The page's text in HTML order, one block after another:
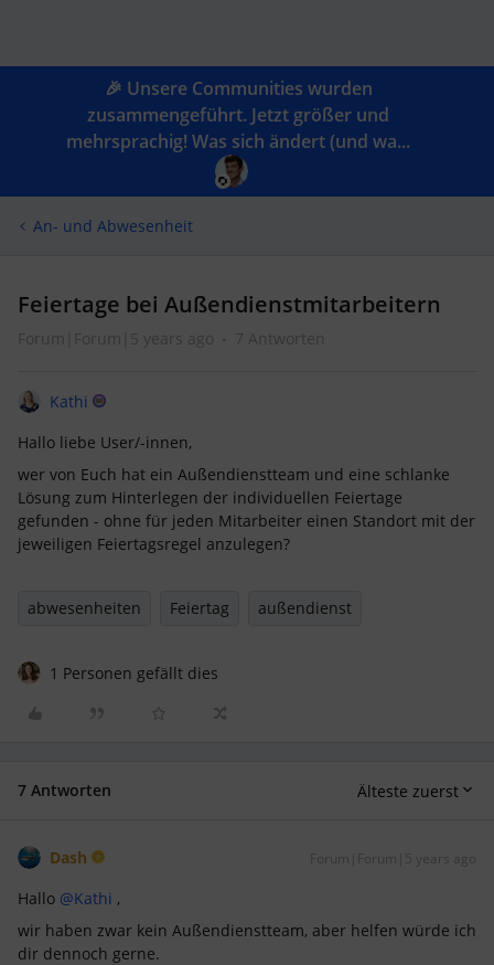
🎉 Unsere Communities wurden
zusammengeführt. Jetzt größer und
mehrsprachig! Was sich ändert (und wa...
An- und Abwesenheit
Feiertage bei Außendienstmitarbeitern
Forum|Forum|5 years ago 7 Antworten
Kathi
Hallo liebe User/-innen,
wer von Euch hat ein Außendienstteam und eine schlanke
Lösung zum Hinterlegen der individuellen Feiertage
gefunden - ohne für jeden Mitarbeiter einen Standort mit der
jeweiligen Feiertagsregel anzulegen?
abwesenheiten Feiertag außendienst
1 Personen gefällt dies
7 Antworten Älteste zuerst
Dash Forum|Forum|5 years ago
Hallo @Kathi ,
wir haben zwar kein Außendienstteam, aber helfen würde ich
dir dennoch gerne.